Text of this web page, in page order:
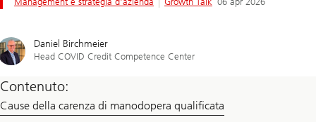
Daniel Birchmeier
Head COVID Credit Competence Center
Contenuto:
Cause della carenza di manodopera qualificata